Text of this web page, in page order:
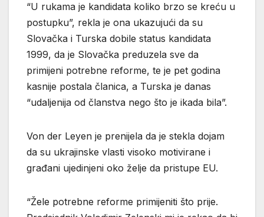
“U rukama je kandidata koliko brzo se kreću u
postupku”, rekla je ona ukazujući da su
Slovačka i Turska dobile status kandidata
1999, da je Slovačka preduzela sve da
primijeni potrebne reforme, te je pet godina
kasnije postala članica, a Turska je danas
“udaljenija od članstva nego što je ikada bila”.
Von der Leyen je prenijela da je stekla dojam
da su ukrajinske vlasti visoko motivirane i
građani ujedinjeni oko želje da pristupe EU.
“Žele potrebne reforme primijeniti što prije.